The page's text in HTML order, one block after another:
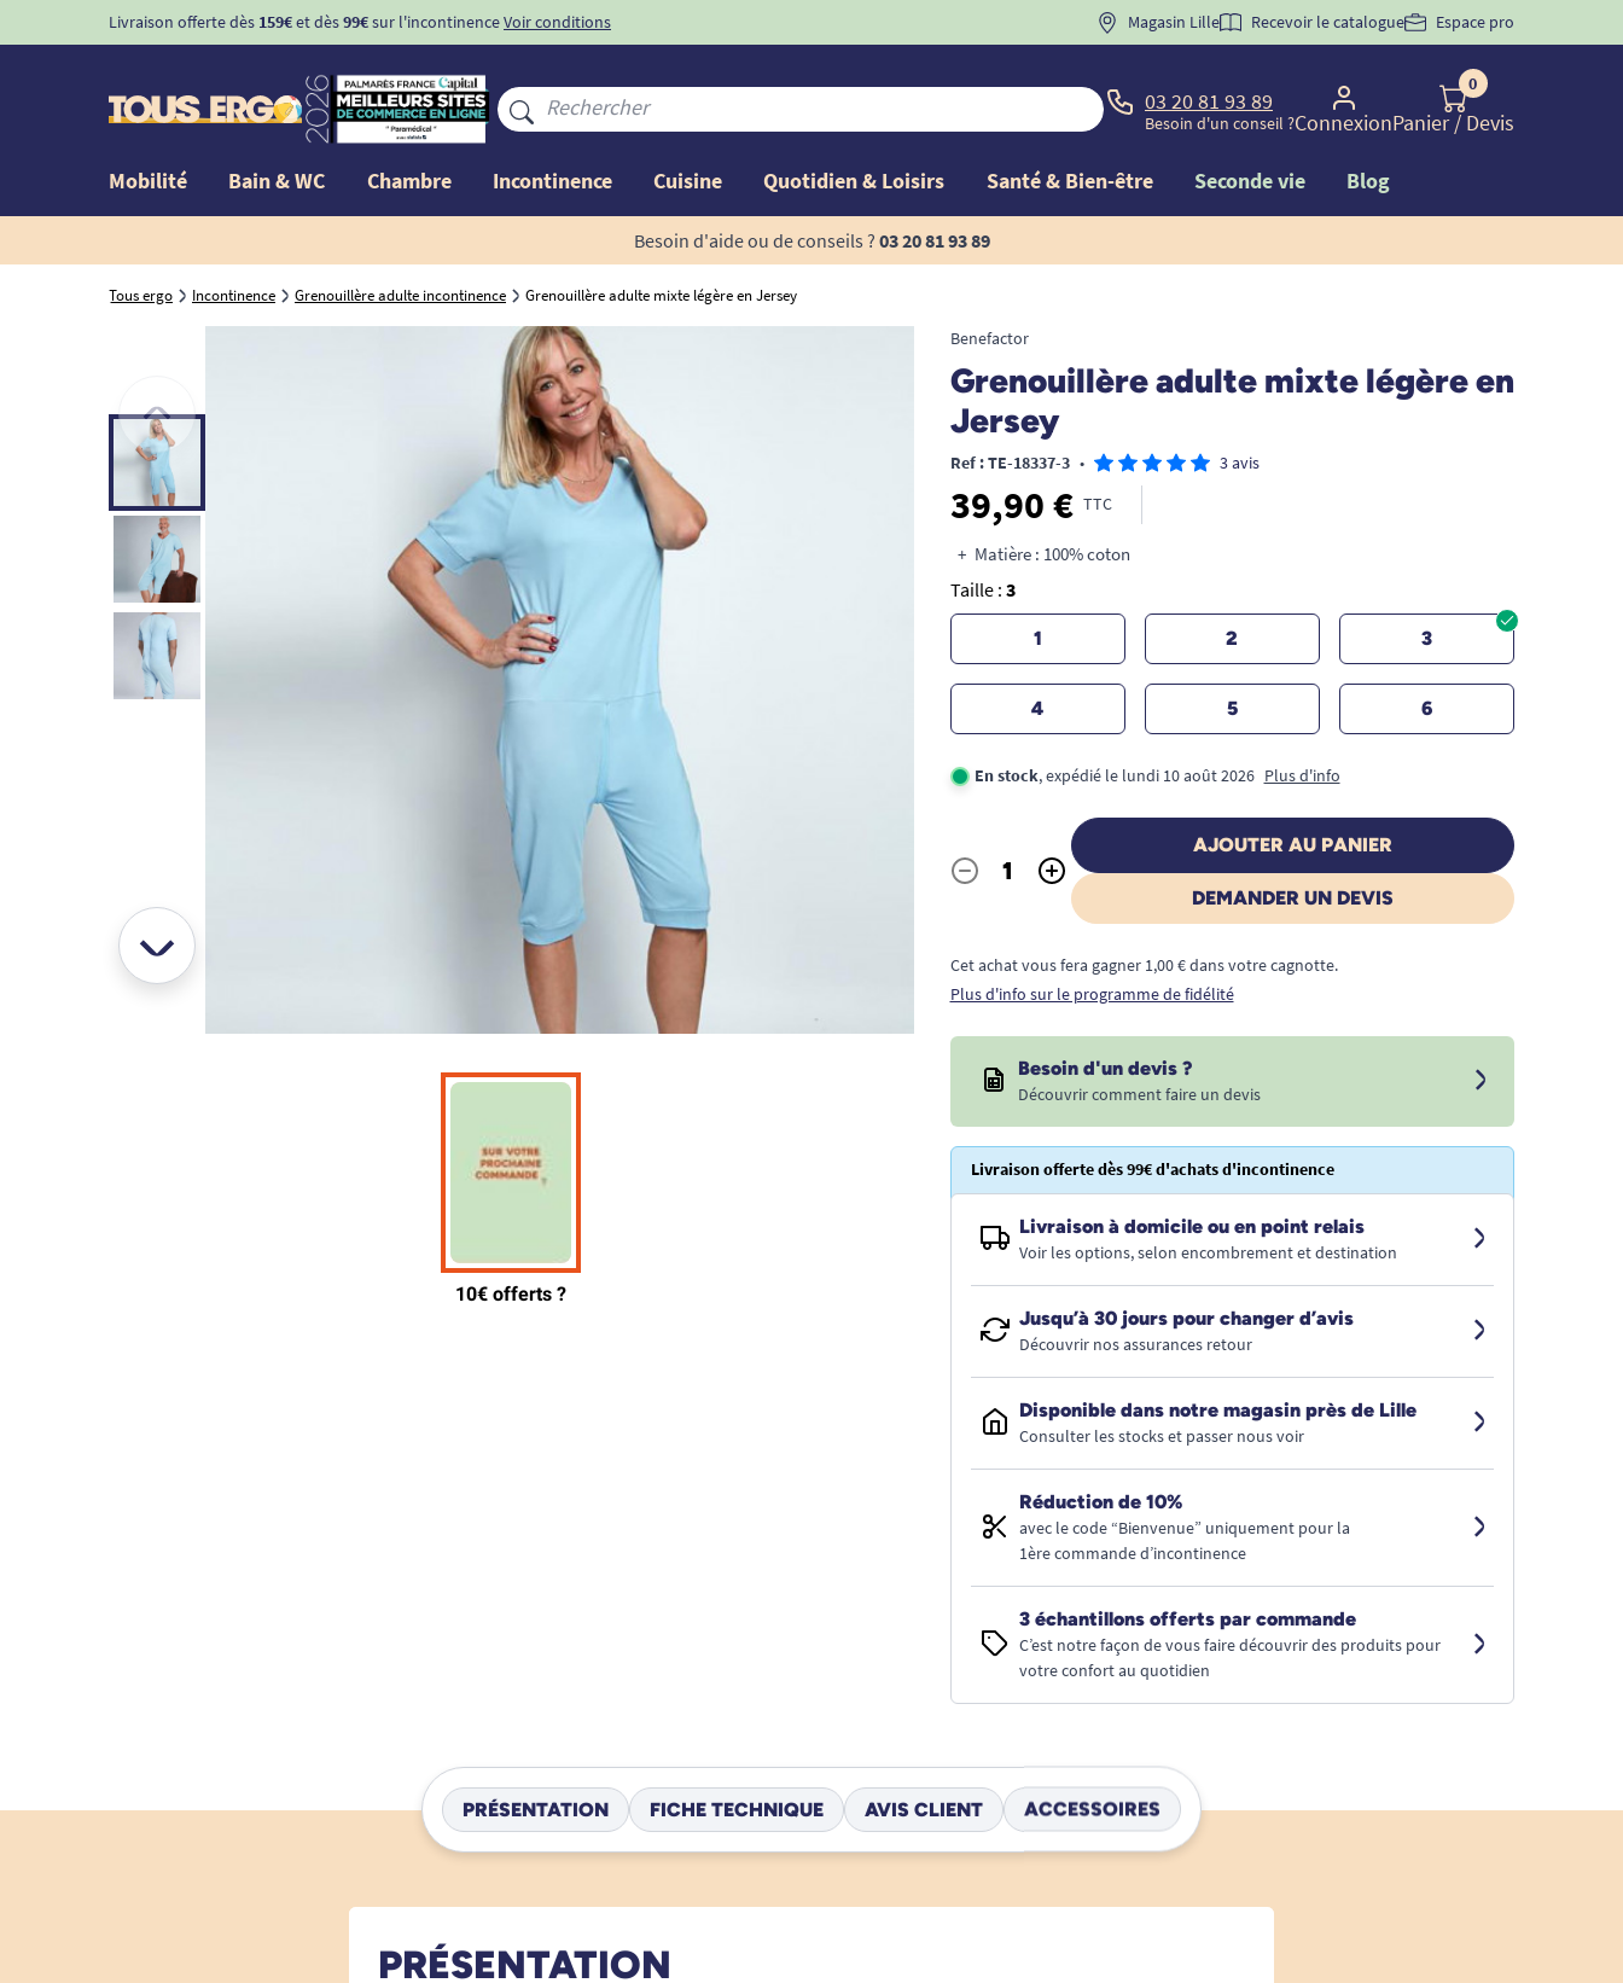
Livraison offerte dès 159€et dès99€sur l'incontinenceVoir conditions BIENVENUE" pourla 1ère commande d'incontinence
Magasin Lille Recevoir le catalogue Espace pro
03 20 81 93 89
Besoin d'un conseil ?Connexion
0
Panier/ Devis
Mobilité Bain & WC Chambre Incontinence Cuisine Quotidien & Loisirs Santé & Bien-être Seconde vie Blog
Besoin d'aide ou de conseils ? 03 20 81 93 89
Tous ergo Incontinence Grenouillère adulte incontinence Grenouillère adulte mixte légère en Jersey
Benefactor
Grenouillère adulte mixte légère en
Jersey
Ref : TE-18337-3 • 3 avis
39,90 € TTC
Matière : 100% coton
Taille : 3
1 2 3
4 5 6
En stock, expédié le lundi 10 août 2026 Plus d'info
Quantité
- +
AJOUTER AU PANIER
DEMANDER UN DEVIS
Cet achat vous fera gagner 1,00 € dans votre cagnotte.
Plus d'info sur le programme de fidélité
Besoin d'un devis ?
Découvrir comment faire un devis
Livraison offerte dès 99€ d'achats d'incontinence
Livraison à domicile ou en point relais
Voir les options, selon encombrement et destination
Jusqu’à 30 jours pour changer d’avis
Découvrir nos assurances retour
Disponible dans notre magasin près de Lille
Consulter les stocks et passer nous voir
Réduction de 10%
avec le code “Bienvenue” uniquement pour la
1ère commande d’incontinence
3 échantillons offerts par commande
C’est notre façon de vous faire découvrir des produits pour
votre confort au quotidien
PRÉSENTATION FICHE TECHNIQUE AVIS CLIENT ACCESSOIRES
PRÉSENTATION